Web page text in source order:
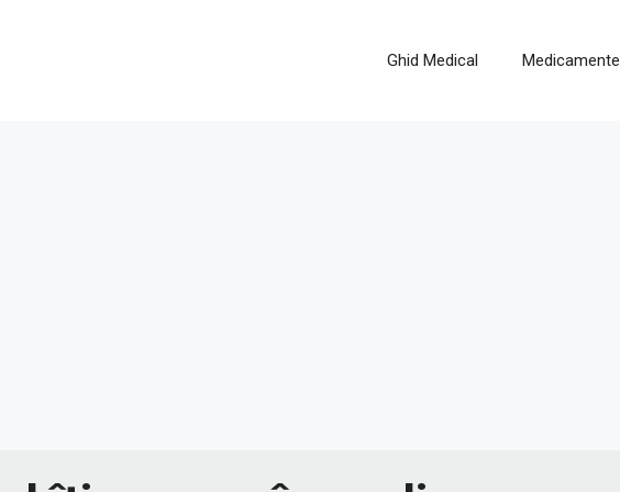
Ghid Medical Medicamente